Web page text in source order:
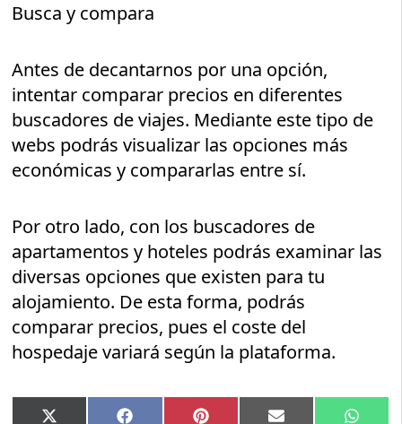
Busca y compara
Antes de decantarnos por una opción,
intentar comparar precios en diferentes
buscadores de viajes. Mediante este tipo de
webs podrás visualizar las opciones más
económicas y compararlas entre sí.
Por otro lado, con los buscadores de
apartamentos y hoteles podrás examinar las
diversas opciones que existen para tu
alojamiento. De esta forma, podrás
comparar precios, pues el coste del
hospedaje variará según la plataforma.